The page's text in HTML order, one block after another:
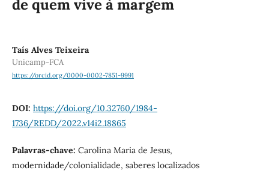
de quem vive à margem
Taís Alves Teixeira
Unicamp-FCA
https://orcid.org/0000-0002-7851-9991
DOI: https://doi.org/10.32760/1984-
1736/REDD/2022.v14i2.18865
Palavras-chave: Carolina Maria de Jesus,
modernidade/colonialidade, saberes localizados